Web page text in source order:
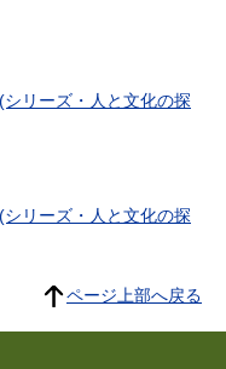
リーズ・人と文化の探
リーズ・人と文化の探
ページ上部へ戻る